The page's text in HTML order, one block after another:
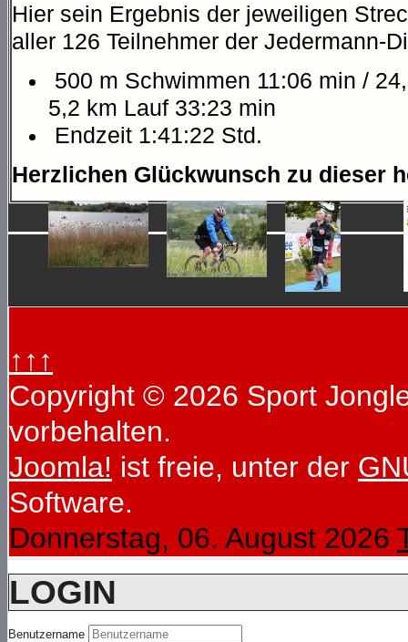
Hier sein Ergebnis der jeweiligen
aller 126 Teilnehmer der Jedermann-
500 m Schwimmen 11:06 min /
5,2 km Lauf 33:23 min
Endzeit 1:41:22 Std.
Herzlichen Glückwunsch zu dieser
↑↑↑
Copyright © 2026 Sport
vorbehalten.
Joomla! ist freie, unter der
Software.
Donnerstag, 06. August 2026
LOGIN
Benutzername